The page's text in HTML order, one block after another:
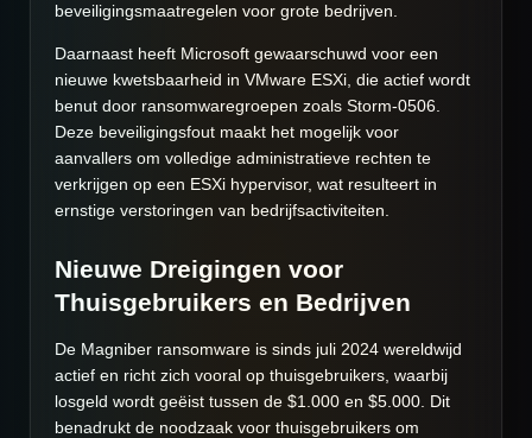
beveiligingsmaatregelen voor grote bedrijven.
Daarnaast heeft Microsoft gewaarschuwd voor een
nieuwe kwetsbaarheid in VMware ESXi, die actief wordt
benut door ransomwaregroepen zoals Storm-0506.
Deze beveiligingsfout maakt het mogelijk voor
aanvallers om volledige administratieve rechten te
verkrijgen op een ESXi hypervisor, wat resulteert in
ernstige verstoringen van bedrijfsactiviteiten.
Nieuwe Dreigingen voor
Thuisgebruikers en Bedrijven
De Magniber ransomware is sinds juli 2024 wereldwijd
actief en richt zich vooral op thuisgebruikers, waarbij
losgeld wordt geëist tussen de $1.000 en $5.000. Dit
benadrukt de noodzaak voor thuisgebruikers om